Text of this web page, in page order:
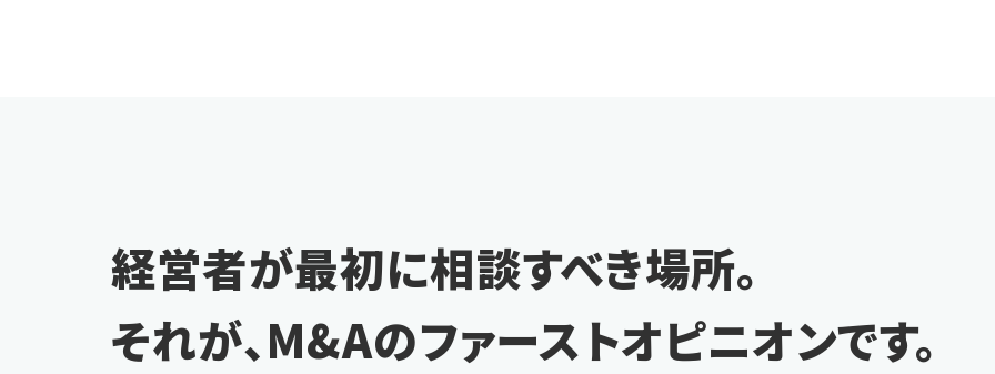
経営者が最初に相談すべき場所。
それが、M&Aのファーストオピニオンです。